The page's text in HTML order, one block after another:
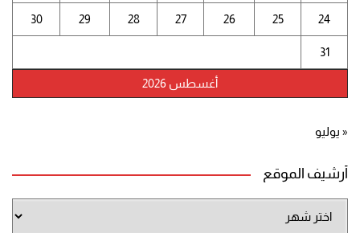
أغسطس 2026
24
25
26
27
28
29
30
31
« يوليو
أرشيف الموقع
الموقع